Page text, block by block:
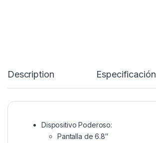
Description Especificación
Dispositivo Poderoso:
Pantalla de 6.8″